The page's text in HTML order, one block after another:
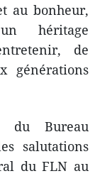
au bonheur,
héritage
de
générations
du Bureau
salutations
du FLN au